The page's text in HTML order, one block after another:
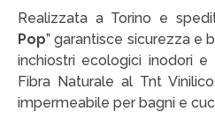
Michele D’Ottavio
PORTFOLIO
CHI SIAMO
Realizzata a Torino e
Pop” garantisce sicurezza e
inchiostri ecologici inodori
Fibra Naturale al Tnt
impermeabile per bagni e